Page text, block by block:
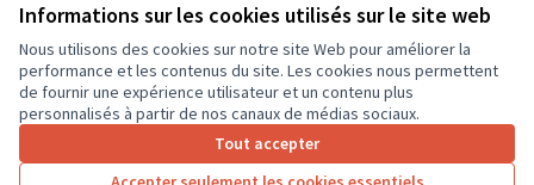
Informations sur les cookies utilisés sur le site web
Nous utilisons des cookies sur notre site Web pour améliorer la
performance et les contenus du site. Les cookies nous permettent
de fournir une expérience utilisateur et un contenu plus
personnalisés à partir de nos canaux de médias sociaux.
Tout accepter
espace...
Environnement et cadre de vie Chambray-lès-Tours
1 2 3 4